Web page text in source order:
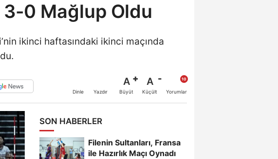
3-0 Mağlup Oldu
ikinci haftasındaki ikinci maçında
Dinle Yazdır
A
Büyüt
A
Küçült Yorumlar
SON HABERLER
Filenin Sultanları, Fransa
ile Hazırlık Maçı Oynadı